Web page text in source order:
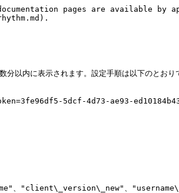
pages are available by
以内に表示されます。設定手順は以下のとおり
5dcf-4d73-ae93-
、"client\_version\_new"、